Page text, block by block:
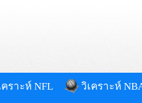
คราะห์ NFL วิเคราะห์